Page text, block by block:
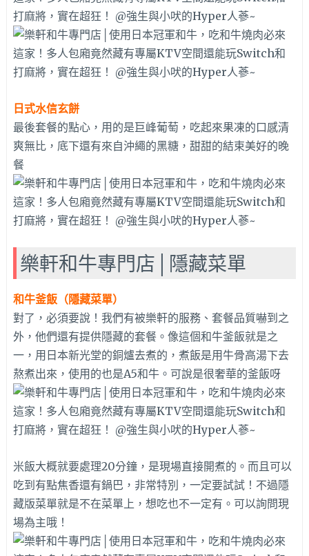
日式水信玄餅
最後套餐的點心，用的是巨峰葡萄，吃起來果凍的口感清
爽無比，底下還有來自沖繩的黑糖，甜甜的結束美好的晚
餐
樂軒和牛專門店│隱藏菜單
和牛釜飯（隱藏菜單）
對了，必須要說！我們有被樂軒的服務、套餐品質嚇到之
外，他們還有提供隱藏的套餐。像這個和牛釜飯就是之
一，用日本新光堂的銅爐去煮的，煮飯是用牛骨高湯下去
熬煮出來，使用的也是A5和牛。可說是很奢華的釜飯呀
米飯大概就要處理20分鐘，是現場直接開煮的。而且可以
吃到有點焦香還有鍋巴，非常特別，一定要試試！不過隱
藏版菜單就是不在菜單上，想吃也不一定有。可以詢問現
場為主哦！